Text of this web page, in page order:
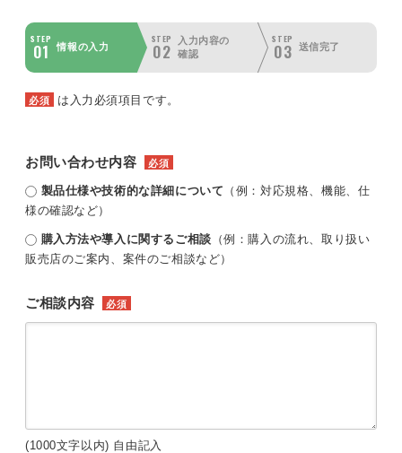
STEP
01 情報の入力
STEP
02
入力内容の
確認
STEP
03 送信完了
必須 は入力必須項目です。
お問い合わせ内容 必須
製品仕様や技術的な詳細について （例：対応規格、機能、仕
様の確認など）
購入方法や導入に関するご相談 （例：購入の流れ、取り扱い
販売店のご案内、案件のご相談など）
ご相談内容 必須
(1000文字以内) 自由記入